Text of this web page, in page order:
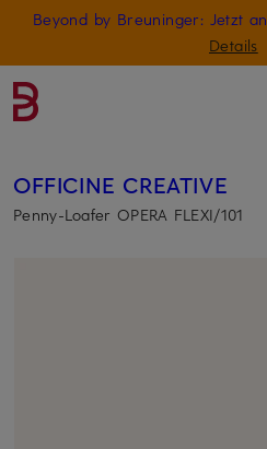
ZUM HAUPTINHALT ÜBERSPRINGEN
Beyond by Breuninger: Jetzt
Details
Nur in der App: -10 € auf
GESCHENK20
OFFICINE CREATIVE
Penny-Loafer OPERA FLEXI/101